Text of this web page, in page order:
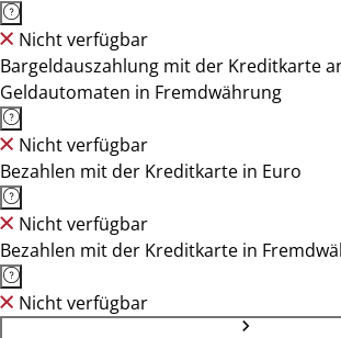
Nicht verfügbar
Bargeldauszahlung mit der Kreditkarte
Geldautomaten in Fremdwährung
Nicht verfügbar
Bezahlen mit der Kreditkarte in Euro
Nicht verfügbar
Bezahlen mit der Kreditkarte in
Nicht verfügbar